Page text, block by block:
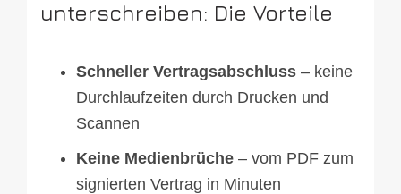
unterschreiben: Die Vorteile
Schneller Vertragsabschluss – keine
Durchlaufzeiten durch Drucken und
Scannen
Keine Medienbrüche – vom PDF zum
signierten Vertrag in Minuten